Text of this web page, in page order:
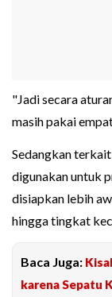
"Jadi secara
masih pakai
Sedangkan
digunakan untuk
disiapkan lebih
hingga tingkat
Baca Juga:
karena Sepatu